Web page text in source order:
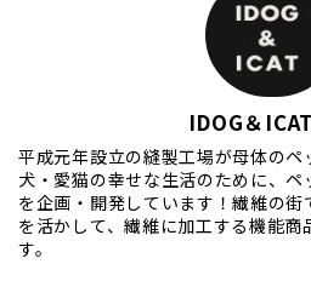
IDOG＆
平成元年設立の縫製工場が母体のペ
犬・愛猫の幸せな生活のために、ペ
を企画・開発しています！繊維の
を活かして、繊維に加工する機能商
す。